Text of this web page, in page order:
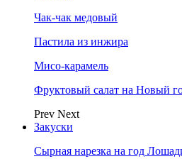
Чак-чак медовый
Пастила из инжира
Мисо-карамель
Фруктовый салат на Новый
Prev Next
Закуски
Сырная нарезка на год